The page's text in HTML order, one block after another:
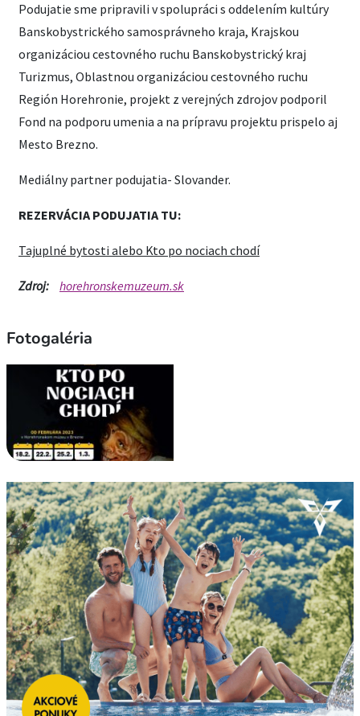
Podujatie sme pripravili v spolupráci s oddelením kultúry
Banskobystrického samosprávneho kraja, Krajskou
organizáciou cestovného ruchu Banskobystrický kraj
Turizmus, Oblastnou organizáciou cestovného ruchu
Región Horehronie, projekt z verejných zdrojov podporil
Fond na podporu umenia a na prípravu projektu prispelo aj
Mesto Brezno.
Mediálny partner podujatia- Slovander.
REZERVÁCIA PODUJATIA TU:
Tajuplné bytosti alebo Kto po nociach chodí
Zdroj: horehronskemuzeum.sk
Fotogaléria